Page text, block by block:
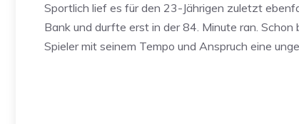
Sportlich lief es für den 23-Jährigen zuletzt
Bank und durfte erst in der 84. Minute ran. Schon
Spieler mit seinem Tempo und Anspruch eine